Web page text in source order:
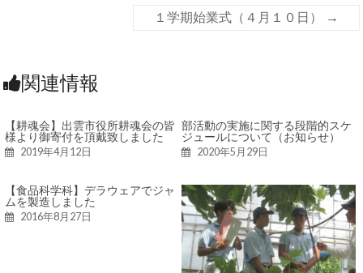
１学期始業式（４月１０日） →
関連情報
【耕魂会】出雲市役所耕魂会の皆
様より御寄付を頂戴致しました
2019年4月12日
部活動の実施に関する段階的スケ
ジュールについて（お知らせ）
2020年5月29日
【食品科学科】デラウェアでジャ
ムを製造しました
2016年8月27日